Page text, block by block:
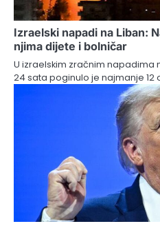
Izraelski napadi na Liban:
njima dijete i bolničar
U izraelskim zračnim napadima
24 sata poginulo je najmanje